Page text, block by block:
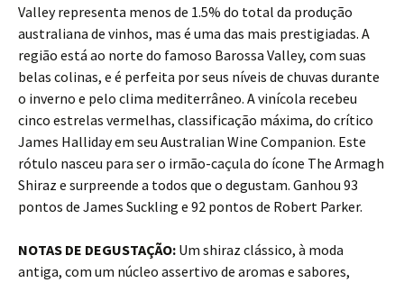
Valley representa menos de 1.5% do total da produção
australiana de vinhos, mas é uma das mais prestigiadas. A
região está ao norte do famoso Barossa Valley, com suas
belas colinas, e é perfeita por seus níveis de chuvas durante
o inverno e pelo clima mediterrâneo. A vinícola recebeu
cinco estrelas vermelhas, classificação máxima, do crítico
James Halliday em seu Australian Wine Companion. Este
rótulo nasceu para ser o irmão-caçula do ícone The Armagh
Shiraz e surpreende a todos que o degustam. Ganhou 93
pontos de James Suckling e 92 pontos de Robert Parker.
NOTAS DE DEGUSTAÇÃO: Um shiraz clássico, à moda
antiga, com um núcleo assertivo de aromas e sabores,